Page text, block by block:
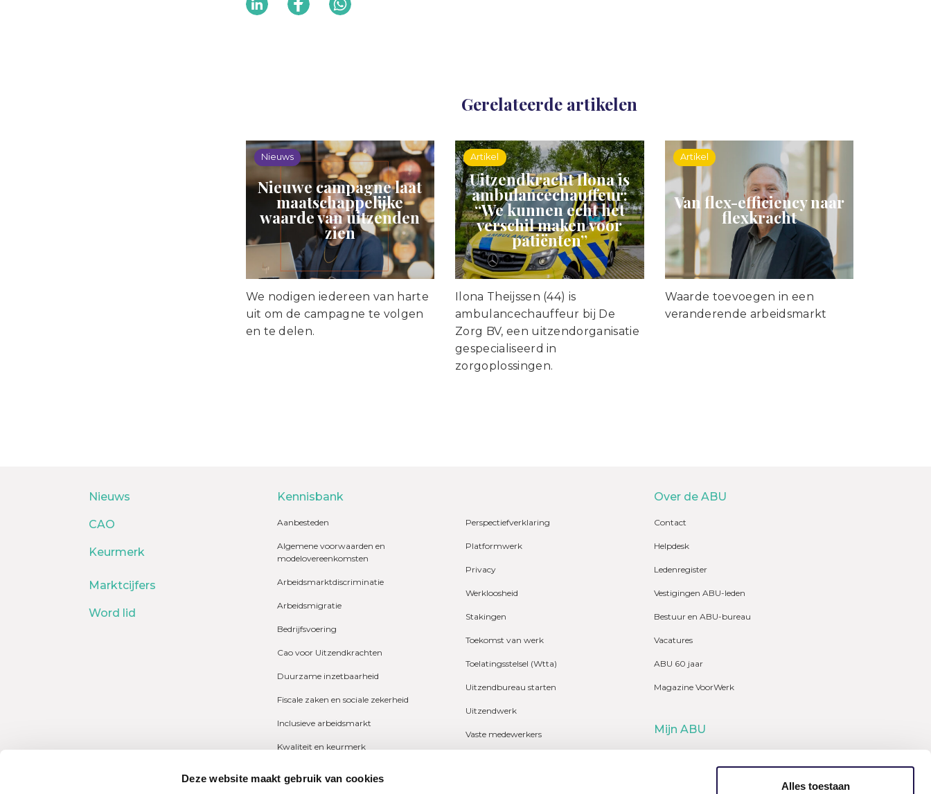
Deze website maakt gebruik van cookies
Alles toestaan
Gerelateerde artikelen
Nieuws
Nieuwe campagne laat
maatschappelijke
waarde van uitzenden
zien
We nodigen iedereen van harte
uit om de campagne te volgen
en te delen.
Artikel
Uitzendkracht Ilona is
ambulancechauffeur:
“We kunnen echt het
verschil maken voor
patiënten”
Ilona Theijssen (44) is
ambulancechauffeur bij De
Zorg BV, een uitzendorganisatie
gespecialiseerd in
zorgoplossingen.
Artikel
Van flex-efficiency naar
flexkracht
Waarde toevoegen in een
veranderende arbeidsmarkt
Nieuws
CAO
Keurmerk
Marktcijfers
Word lid
Kennisbank
Aanbesteden
Algemene voorwaarden en
modelovereenkomsten
Arbeidsmarktdiscriminatie
Arbeidsmigratie
Bedrijfsvoering
Cao voor Uitzendkrachten
Duurzame inzetbaarheid
Fiscale zaken en sociale zekerheid
Inclusieve arbeidsmarkt
Kwaliteit en keurmerk
Perspectiefverklaring
Platformwerk
Privacy
Werkloosheid
Stakingen
Toekomst van werk
Toelatingsstelsel (Wtta)
Uitzendbureau starten
Uitzendwerk
Vaste medewerkers
Over de ABU
Contact
Helpdesk
Ledenregister
Vestigingen ABU-leden
Bestuur en ABU-bureau
Vacatures
ABU 60 jaar
Magazine VoorWerk
Mijn ABU